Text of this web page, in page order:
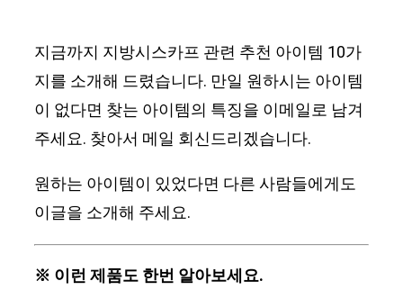
지금까지 지방시스카프 관련 추천 아이템 10가
지를 소개해 드렸습니다. 만일 원하시는 아이템
이 없다면 찾는 아이템의 특징을 이메일로 남겨
주세요. 찾아서 메일 회신드리겠습니다.
원하는 아이템이 있었다면 다른 사람들에게도
이글을 소개해 주세요.
※ 이런 제품도 한번 알아보세요.